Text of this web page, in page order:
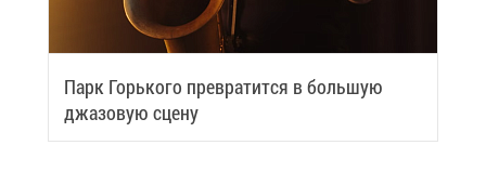
Парк Горь­ко­го пре­вра­тит­ся в боль­шую
джа­зо­вую сце­ну